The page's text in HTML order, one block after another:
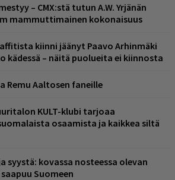
– CMX:stä tutun A.W. Yrjänän
mammuttimainen kokonaisuus
kiinni jäänyt Paavo Arhinmäki
kädessä – näitä puolueita ei kiinnosta
Remu Aaltosen faneille
KULT-klubi tarjoaa
osaamista ja kaikkea siltä
syystä: kovassa nosteessa olevan
Suomeen